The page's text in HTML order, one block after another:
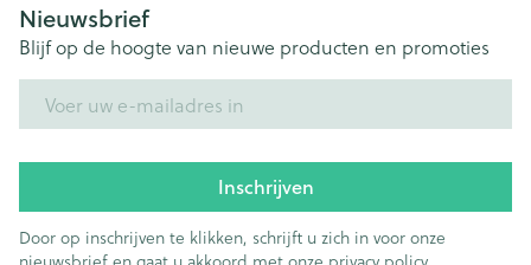
Nieuwsbrief
Blijf op de hoogte van nieuwe producten en promoties
Inschrijven
Door op inschrijven te klikken, schrijft u zich in voor onze